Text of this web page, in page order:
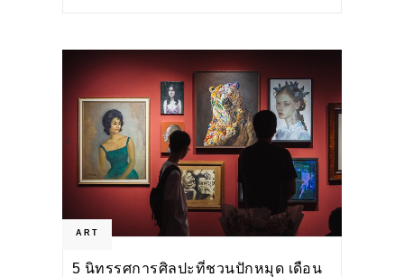
ART
5 นิทรรศการศิลปะที่ชวนปักหมุด เดือน